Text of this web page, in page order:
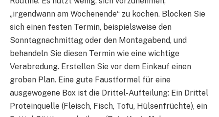
„irgendwann am Wochenende“ zu kochen. Blocken Sie
sich einen festen Termin, beispielsweise den
Sonntagnachmittag oder den Montagabend, und
behandeln Sie diesen Termin wie eine wichtige
Verabredung. Erstellen Sie vor dem Einkauf einen
groben Plan. Eine gute Faustformel für eine
ausgewogene Box ist die Drittel-Aufteilung: Ein Drittel
Proteinquelle (Fleisch, Fisch, Tofu, Hülsenfrüchte), ein